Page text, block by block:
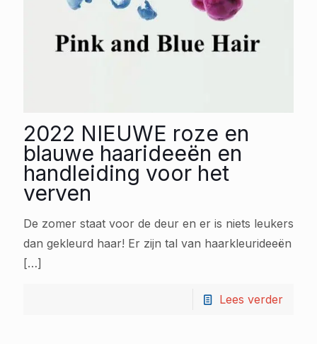
2022 NIEUWE roze en
blauwe haarideeën en
handleiding voor het
verven
De zomer staat voor de deur en er is niets leukers
dan gekleurd haar! Er zijn tal van haarkleurideeën
[…]
Lees verder